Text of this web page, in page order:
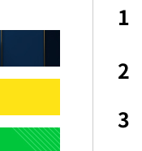
서글서글한 인상이
이 산다' 선곡…쿨한
1
2
3